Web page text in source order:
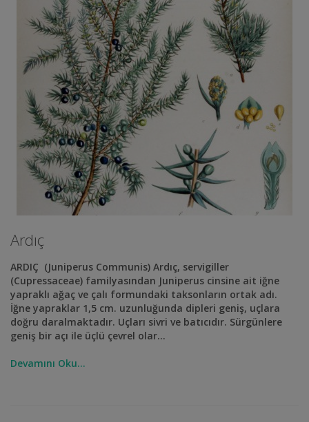
Ardıç
ARDIÇ (Juniperus Communis) Ardıç, servigiller
(Cupressaceae) familyasından Juniperus cinsine ait iğne
yapraklı ağaç ve çalı formundaki taksonların ortak adı.
İğne yapraklar 1,5 cm. uzunluğunda dipleri geniş, uçlara
doğru daralmaktadır. Uçları sivri ve batıcıdır. Sürgünlere
geniş bir açı ile üçlü çevrel olar...
Devamını Oku...